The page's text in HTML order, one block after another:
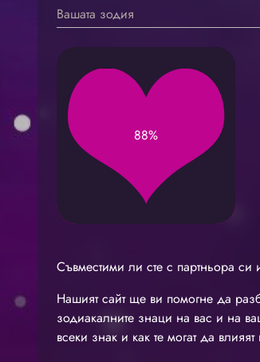
Вашата зодия
88%
Съвместими ли сте с партньора си
Нашият сайт ще ви помогне да
зодиакалните знаци на вас и на
всеки знак и как те могат да